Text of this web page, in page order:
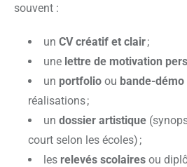
souvent :
un CV créatif et clair;
une lettre de motivation
un portfolio ou bande-démo
réalisations ;
un dossier artistique
court selon les écoles) ;
les relevés scolaires ou